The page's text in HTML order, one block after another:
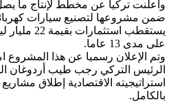
ضمن مشروعها لتصنيع سيارات
على مدى 13 عاما.
وتم الإعلان رسميا عن هذا
الرئيس التركي رجب طيب أردوغان
استراتيجيته الاقتصادية إطلاق
بالكامل.